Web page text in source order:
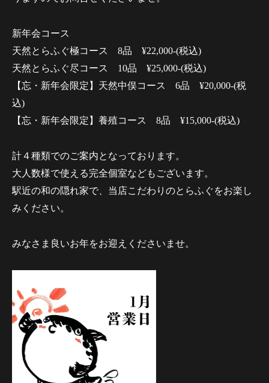
新年会コース
天然とらふぐ極コース 8品 ¥22,000-(税込)
天然とらふぐ尽コース 10品 ¥25,000-(税込)
【忘・新年会限定】天然中俣コース 6品 ¥20,000-(税
込)
【忘・新年会限定】養殖コース 8品 ¥15,000-(税込)
計４種類でのご案内となっております。
大人数様で使える完全個室などもございます。
駅近の和の隠れ家で、当店こだわりのとらふぐをお楽し
みください。
みなさま良いお年をお迎えくださいませ。